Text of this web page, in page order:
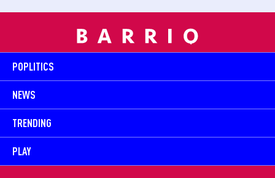
POPLITICS
NEWS
TRENDING
PLAY